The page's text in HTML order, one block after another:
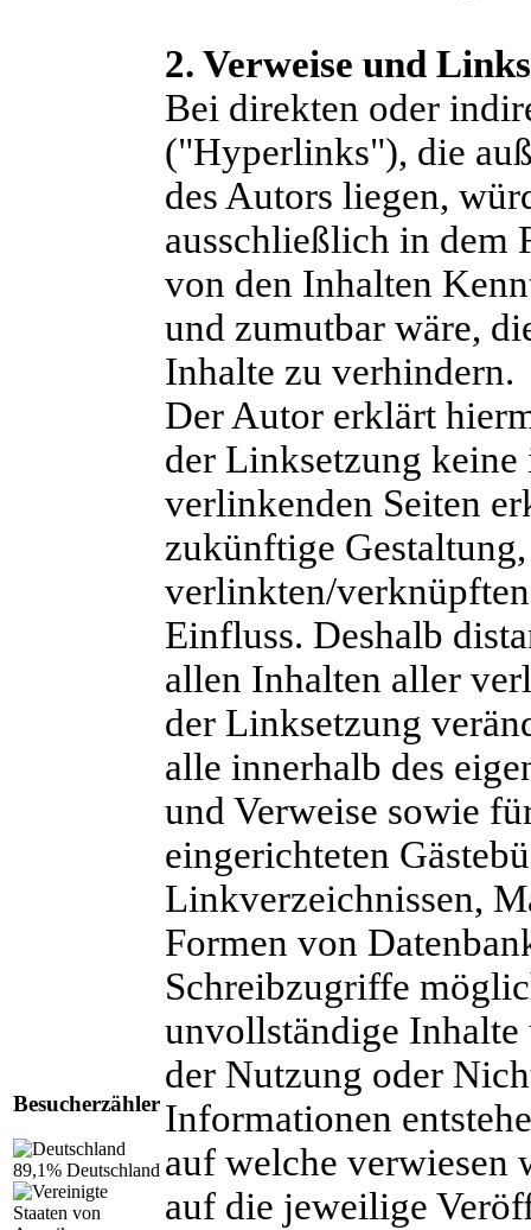
Besucherzähler
89,1% Deutschland
2. Verweise und Links
Bei direkten oder
("Hyperlinks"), die
des Autors liegen,
ausschließlich in dem
von den Inhalten
und zumutbar wäre,
Inhalte zu verhindern.
Der Autor erklärt
der Linksetzung
verlinkenden Seiten
zukünftige
verlinkten/
Einfluss. Deshalb
allen Inhalten aller
der Linksetzung
alle innerhalb des
und Verweise sowie
eingerichteten
Linkverzeichnissen,
Formen von
Schreibzugriffe
unvollständige Inhalte
der Nutzung oder
Informationen
auf welche verwiesen
auf die jeweilige